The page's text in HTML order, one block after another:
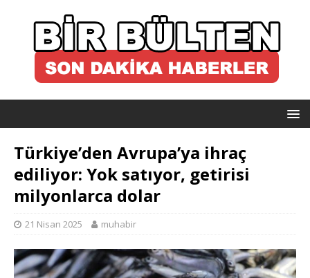
Türkiye’den Avrupa’ya ihraç
ediliyor: Yok satıyor, getirisi
milyonlarca dolar
21 Nisan 2025 muhabir